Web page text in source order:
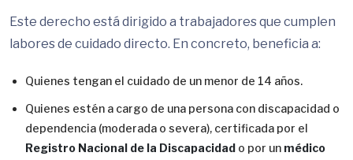
Este derecho está dirigido a trabajadores que cumplen
labores de cuidado directo. En concreto, beneficia a:
Quienes tengan el cuidado de un menor de 14 años.
Quienes estén a cargo de una persona con discapacidad o
dependencia (moderada o severa), certificada por el
Registro Nacional de la Discapacidad o por un médico